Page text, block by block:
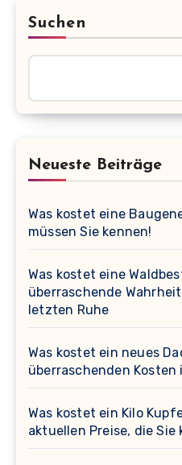
Suchen
Neueste Beiträge
Was kostet eine
müssen Sie kennen!
Was kostet eine
überraschende
letzten Ruhe
Was kostet ein neues
überraschenden Kosten
Was kostet ein Kilo
aktuellen Preise, die Sie